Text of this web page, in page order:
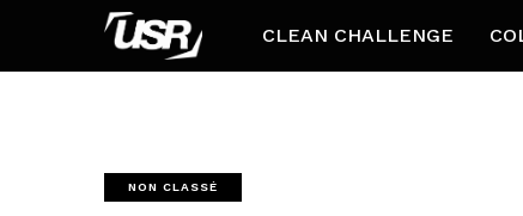
CLEAN CHALLENGE
NON CLASSÉ